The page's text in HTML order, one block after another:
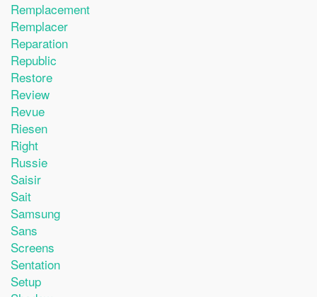
Remplacement
Remplacer
Reparation
Republic
Restore
Review
Revue
Riesen
Right
Russie
Saisir
Sait
Samsung
Sans
Screens
Sentation
Setup